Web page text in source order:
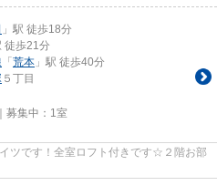
」駅 徒歩18分
徒歩21分
「 荒本 」駅 徒歩40分
５丁目
募集中： 1室
ツです！全室ロフト付きです☆２階お部